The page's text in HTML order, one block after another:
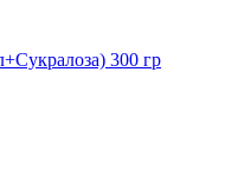
300 гр